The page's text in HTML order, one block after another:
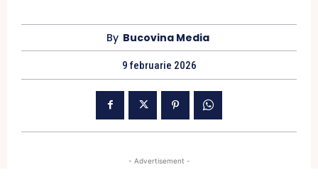
By Bucovina Media
9 februarie 2026
- Advertisement -